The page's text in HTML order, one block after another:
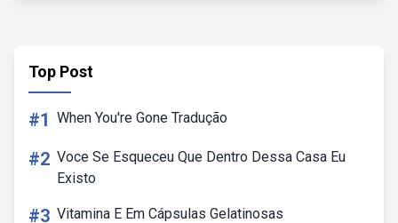
Top Post
#1 When You're Gone Tradução
#2 Voce Se Esqueceu Que Dentro Dessa Casa Eu
Existo
#3 Vitamina E Em Cápsulas Gelatinosas